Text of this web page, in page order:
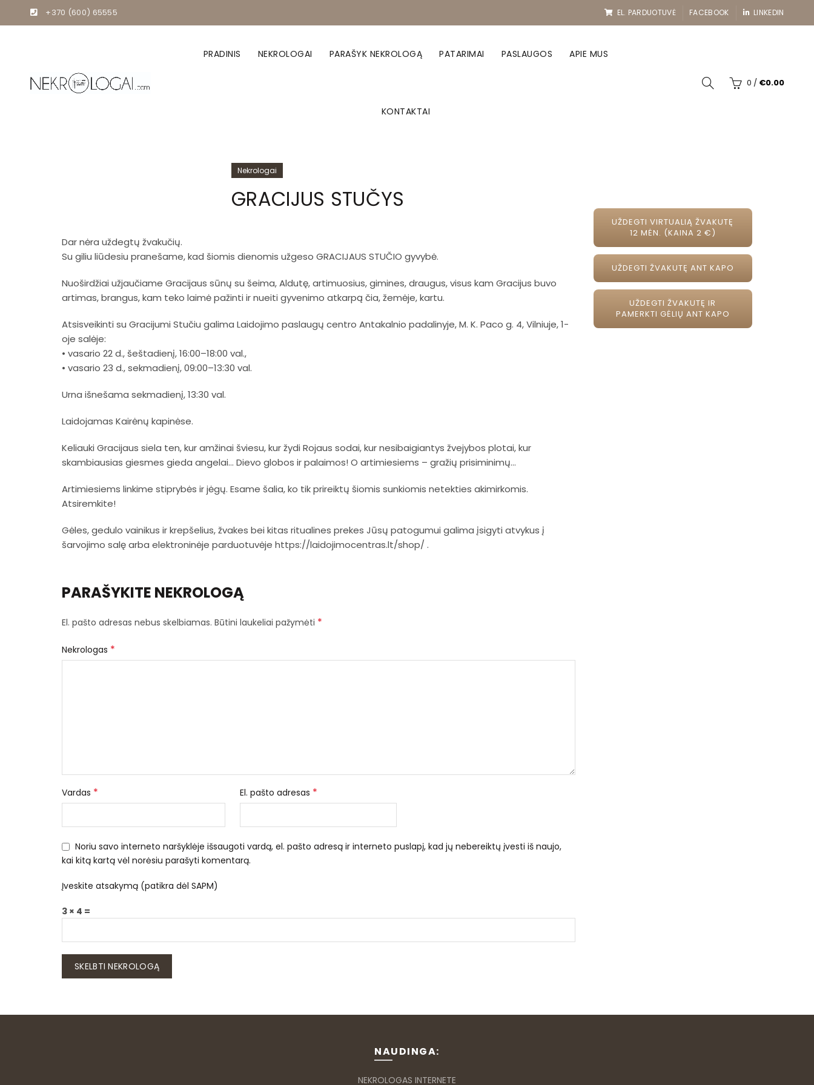
+370 (600) 65555 EL. PARDUOTUVĖ FACEBOOK LINKEDIN
PRADINIS NEKROLOGAI PARAŠYK NEKROLOGĄ PATARIMAI PASLAUGOS APIE MUS
KONTAKTAI
0 / €0.00
Nekrologai
GRACIJUS STUČYS
Dar nėra uždegtų žvakučių.
Su giliu liūdesiu pranešame, kad šiomis dienomis užgeso GRACIJAUS STUČIO gyvybė.
Nuoširdžiai užjaučiame Gracijaus sūnų su šeima, Aldutę, artimuosius, gimines, draugus, visus kam Gracijus buvo
artimas, brangus, kam teko laimė pažinti ir nueiti gyvenimo atkarpą čia, žemėje, kartu.
Atsisveikinti su Gracijumi Stučiu galima Laidojimo paslaugų centro Antakalnio padalinyje, M. K. Paco g. 4, Vilniuje, 1-
oje salėje:
• vasario 22 d., šeštadienį, 16:00–18:00 val.,
• vasario 23 d., sekmadienį, 09:00–13:30 val.
Urna išnešama sekmadienį, 13:30 val.
Laidojamas Kairėnų kapinėse.
Keliauki Gracijaus siela ten, kur amžinai šviesu, kur žydi Rojaus sodai, kur nesibaigiantys žvejybos plotai, kur
skambiausias giesmes gieda angelai… Dievo globos ir palaimos! O artimiesiems – gražių prisiminimų…
Artimiesiems linkime stiprybės ir jėgų. Esame šalia, ko tik prireiktų šiomis sunkiomis netekties akimirkomis.
Atsiremkite!
Gėles, gedulo vainikus ir krepšelius, žvakes bei kitas ritualines prekes Jūsų patogumui galima įsigyti atvykus į
šarvojimo salę arba elektroninėje parduotuvėje https://laidojimocentras.lt/shop/ .
PARAŠYKITE NEKROLOGĄ
El. pašto adresas nebus skelbiamas. Būtini laukeliai pažymėti *
Nekrologas *
Vardas * El. pašto adresas *
Noriu savo interneto naršyklėje išsaugoti vardą, el. pašto adresą ir interneto puslapį, kad jų nebereiktų įvesti iš naujo,
kai kitą kartą vėl norėsiu parašyti komentarą.
Įveskite atsakymą (patikra dėl SAPM)
3 × 4 =
UŽDEGTI VIRTUALIĄ ŽVAKUTĘ
12 MĖN. (KAINA 2 €)
UŽDEGTI ŽVAKUTĘ ANT KAPO
UŽDEGTI ŽVAKUTĘ IR
PAMERKTI GĖLIŲ ANT KAPO
NAUDINGA:
NEKROLOGAS INTERNETE